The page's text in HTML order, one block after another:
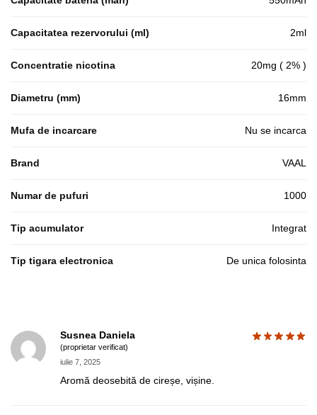
Capacitatea rezervorului (ml) 2ml
Concentratie nicotina 20mg ( 2% )
Diametru (mm) 16mm
Mufa de incarcare Nu se incarca
Brand VAAL
Numar de pufuri 1000
Tip acumulator Integrat
Tip tigara electronica De unica folosinta
Susnea Daniela
(proprietar verificat)
iulie 7, 2025
Aromă deosebită de cireșe, vișine.